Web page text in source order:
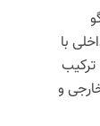
با
و